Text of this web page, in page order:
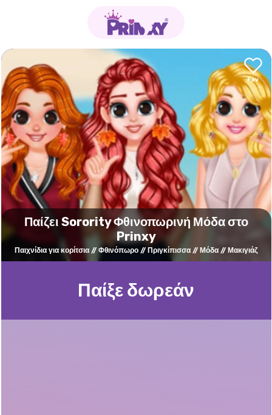
Παίζει Sorority Φθινοπωρινή Μόδα στο
Prinxy
Παιχνίδια για κορίτσια Φθινόπωρο Πριγκίπισσα Μόδα Μακιγιάζ
Παίξε δωρεάν